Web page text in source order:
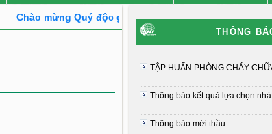
Chào mừng Quý độc giả đến với trang thông tin điện tử
THÔNG
TẬP HUẤN PHÒNG CHÁY
Thông báo kết quả lựa chọn
Thông báo mới thầu